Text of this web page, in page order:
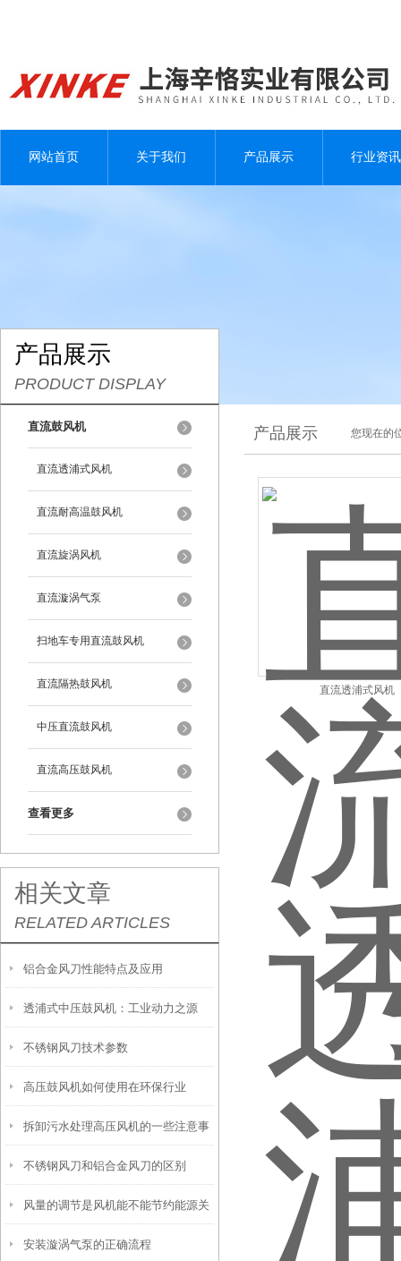
网站首页 关于我们 产品展示 行业资讯
产品展示
PRODUCT DISPLAY
直流鼓风机
直流透浦式风机
直流耐高温鼓风机
直流旋涡风机
直流漩涡气泵
扫地车专用直流鼓风机
直流隔热鼓风机
中压直流鼓风机
直流高压鼓风机
查看更多
相关文章
RELATED ARTICLES
铝合金风刀性能特点及应用
透浦式中压鼓风机：工业动力之源
不锈钢风刀技术参数
高压鼓风机如何使用在环保行业
拆卸污水处理高压风机的一些注意事
项说明
不锈钢风刀和铝合金风刀的区别
风量的调节是风机能不能节约能源关
键的一个要素
安装漩涡气泵的正确流程
产品展示 您现在的
直流透浦式风机